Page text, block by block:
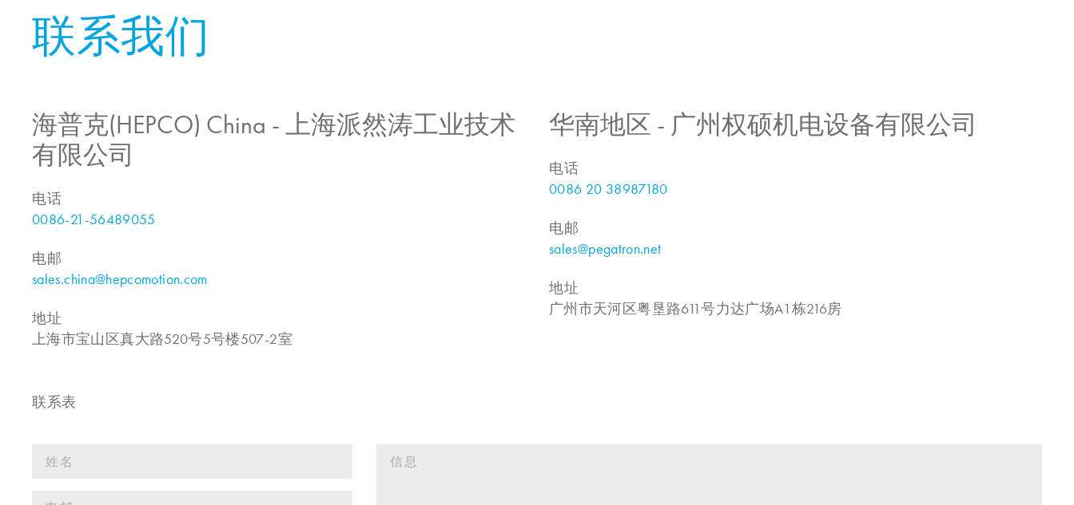
联系我们
海普克(HEPCO) China - 上海派然涛工业技术
有限公司
电话
0086-21-56489055
电邮
sales.china@hepcomotion.com
地址
上海市宝山区真大路520号5号楼507-2室
华南地区 - 广州权硕机电设备有限公司
电话
0086 20 38987180
电邮
sales@pegatron.net
地址
广州市天河区粤垦路611号力达广场A1栋216房
联系表